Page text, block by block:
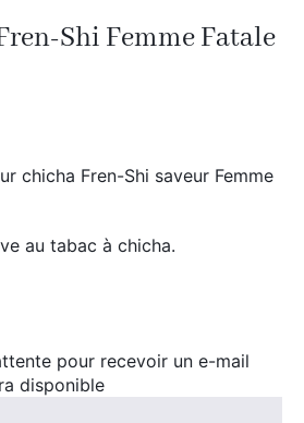
Shi Femme Fatale
chicha Fren-Shi saveur Femme
au tabac à chicha.
pour recevoir un e-mail
disponible